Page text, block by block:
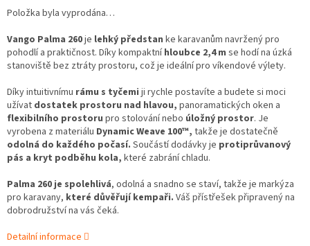
Měrná
cena:
Položka byla vyprodána…
Vango Palma 260je lehký předstan ke karavanům navržený pro
pohodlí a praktičnost. Díky kompaktníhloubce 2,4 m se hodí na úzká
stanoviště bez ztráty prostoru, což je ideální pro víkendové výlety.
Díky intuitivnímu rámu s tyčemi ji rychle postavíte a budete si moci
užívat dostatek prostoru nad hlavou, panoramatických oken a
flexibilního prostoru pro stolování nebo úložný prostor. Je
vyrobena z materiálu Dynamic Weave 100™, takže je dostatečně
odolná do každého počasí. Součástí dodávky je protiprůvanový
pás a kryt podběhu kola, které zabrání chladu.
Palma 260 je spolehlivá, odolná a snadno se staví, takže je markýza
pro karavany, které důvěřují kempaři. Váš přístřešek připravený na
dobrodružství na vás čeká.
Detailní informace